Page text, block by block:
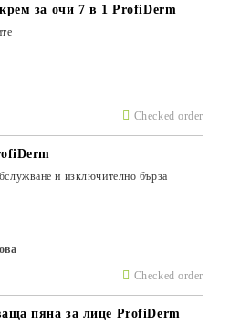
Checked order
за очи 7 в 1 ProfiDerm
Checked order
и изключително бърза
пяна за лице ProfiDerm